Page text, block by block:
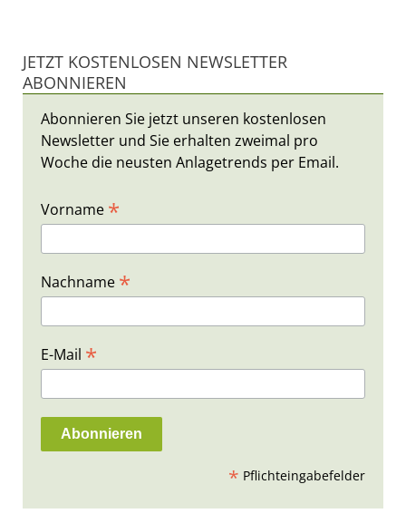
JETZT KOSTENLOSEN NEWSLETTER
ABONNIEREN
Abonnieren Sie jetzt unseren kostenlosen
Newsletter und Sie erhalten zweimal pro
Woche die neusten Anlagetrends per Email.
Vorname *
Nachname *
E-Mail *
* Pflichteingabefelder